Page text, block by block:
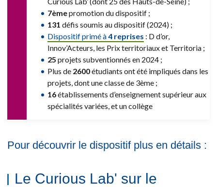
7èmepromotion du dispositif ;
131 défis soumis au dispositif (2024) ;
Dispositif primé à4 reprises : D d’or,
Innov’Acteurs, les Prix territoriaux et Territoria ;
25 projets subventionnés en 2024 ;
Plus de 2600étudiants ont été impliqués dans les
projets, dont une classe de 3ème ;
16établissements d’enseignement supérieur aux
spécialités variées, et un collège
Pour découvrir le dispositif plus en détails :
Le Curious Lab' sur le